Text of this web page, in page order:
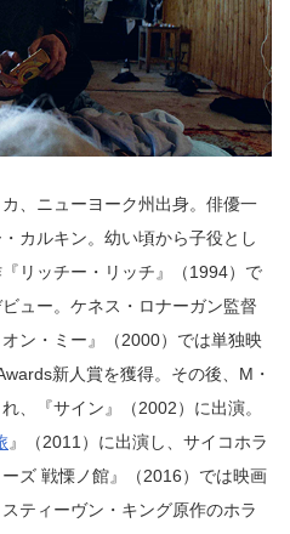
、ニューヨーク州出身。俳優一
カルキン。幼い頃から子役とし
リッチー・リッチ』（1994）で
ュー。ケネス・ロナーガン監督
ン・ミー』（2000）では単独映
新人賞を獲得。その後、M・
、『サイン』（2002）に出演。
』（2011）に出演し、サイコホラ
ズ 戦慄ノ館』（2016）では映画
ティーヴン・キング原作のホラ